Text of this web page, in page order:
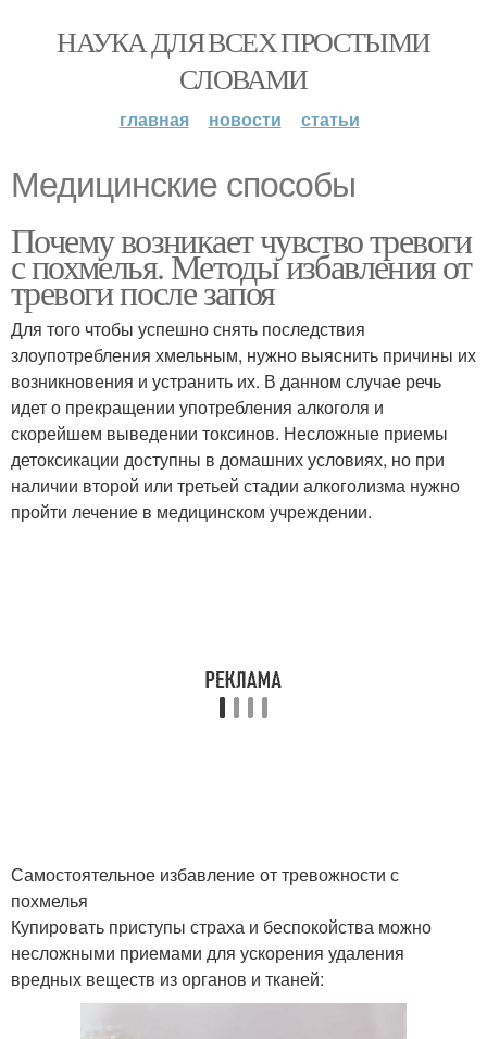
НАУКА ДЛЯ ВСЕХ ПРОСТЫМИ
СЛОВАМИ
главная новости статьи
Медицинские способы
Почему возникает чувство тревоги
с похмелья. Методы избавления от
тревоги после запоя
Для того чтобы успешно снять последствия
злоупотребления хмельным, нужно выяснить причины их
возникновения и устранить их. В данном случае речь
идет о прекращении употребления алкоголя и
скорейшем выведении токсинов. Несложные приемы
детоксикации доступны в домашних условиях, но при
наличии второй или третьей стадии алкоголизма нужно
пройти лечение в медицинском учреждении.
Самостоятельное избавление от тревожности с
похмелья
Купировать приступы страха и беспокойства можно
несложными приемами для ускорения удаления
вредных веществ из органов и тканей: